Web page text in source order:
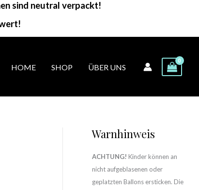
sind neutral verpackt!
HOME SHOP ÜBER UNS
Warnhinweis
ACHTUNG!Kinder können an
nicht aufgeblasenen oder
geplatzten Ballons ersticken. Die